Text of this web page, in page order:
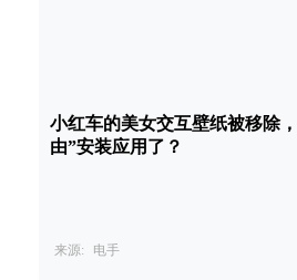
小红车的美女交互壁纸被移除
由”安装应用了？
来源: 电手